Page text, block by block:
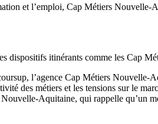
et l’emploi, Cap Métiers
dispositifs itinérants comme les
l’agence Cap Métiers
des métiers et les tensions sur le
Aquitaine, qui rappelle qu’un